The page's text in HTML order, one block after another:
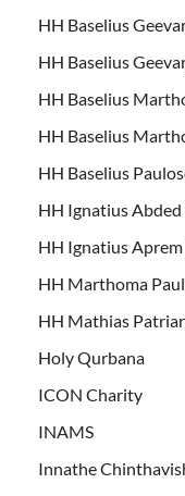
HH Baselius
HH Baselius
HH Baselius
HH Baselius
HH Baselius
HH Ignatius
HH Ignatius
HH Marthoma
HH Mathias
Holy Qurbana
ICON Charity
INAMS
Innathe